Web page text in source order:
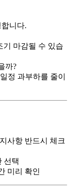
니다.
마감될 수 있습
까?
정 과부하를 줄이
사항 반드시 체크
선택
미리 확인